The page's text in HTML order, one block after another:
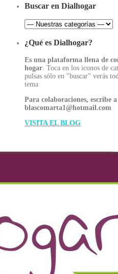
Buscar en Dialhogar
¿Qué es Dialhogar?
Es una plataforma llena de
hogar . Toca en los iconos de
pulsas sólo en "buscar" verás
tema
Para colaboraciones, escribe a
blascomarta1@hotmail.com
VISITA EL BLOG